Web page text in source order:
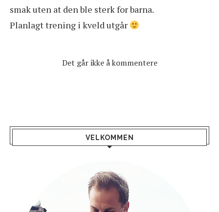
smak uten at den ble sterk for barna.
Planlagt trening i kveld utgår
Det går ikke å kommentere
VELKOMMEN